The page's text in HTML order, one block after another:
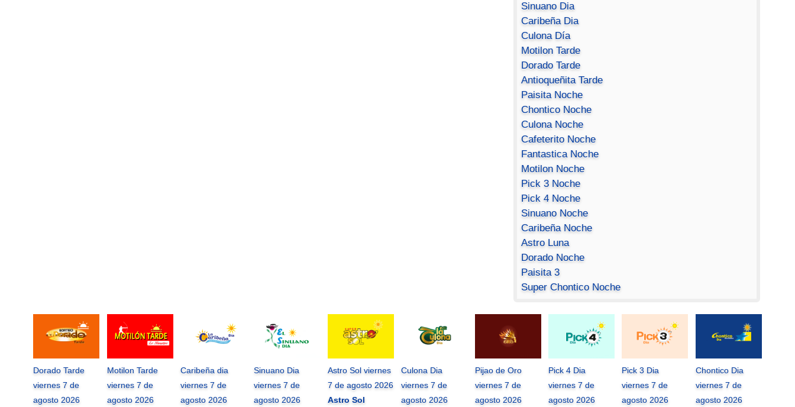
Sinuano Dia
Caribeña Dia
Culona Día
Motilon Tarde
Dorado Tarde
Antioqueñita Tarde
Paisita Noche
Chontico Noche
Culona Noche
Cafeterito Noche
Fantastica Noche
Motilon Noche
Pick 3 Noche
Pick 4 Noche
Sinuano Noche
Caribeña Noche
Astro Luna
Dorado Noche
Paisita 3
Super Chontico Noche
Dorado Tarde
viernes 7 de
agosto 2026
Motilon Tarde
viernes 7 de
agosto 2026
Caribeña dia
viernes 7 de
agosto 2026
Sinuano Dia
viernes 7 de
agosto 2026
Astro Sol viernes
7 de agosto 2026
Astro Sol
Culona Dia
viernes 7 de
agosto 2026
Pijao de Oro
viernes 7 de
agosto 2026
Pick 4 Dia
viernes 7 de
agosto 2026
Pick 3 Dia
viernes 7 de
agosto 2026
Chontico Dia
viernes 7 de
agosto 2026